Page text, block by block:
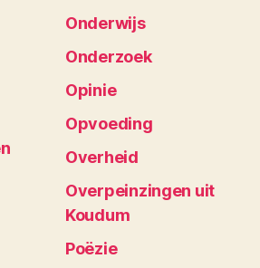
Onderwijs
Onderzoek
Opinie
Opvoeding
Overheid
Overpeinzingen uit
Koudum
Poëzie